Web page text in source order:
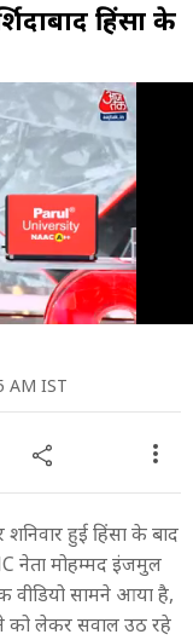
हिंसा के
AM IST
हुई हिंसा के बाद
नेता मोहम्मद इंजमुल
वीडियो सामने आया है,
को लेकर सवाल उठ रहे